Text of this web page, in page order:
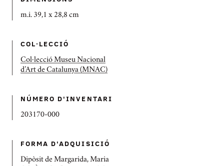
m.i. 39,1 x 28,8 cm
COL·LECCIÓ
Col·lecció Museu Nacional
d’Art de Catalunya (MNAC)
NÚMERO D'INVENTARI
203170-000
FORMA D'ADQUISICIÓ
Dipòsit de Margarida, Maria